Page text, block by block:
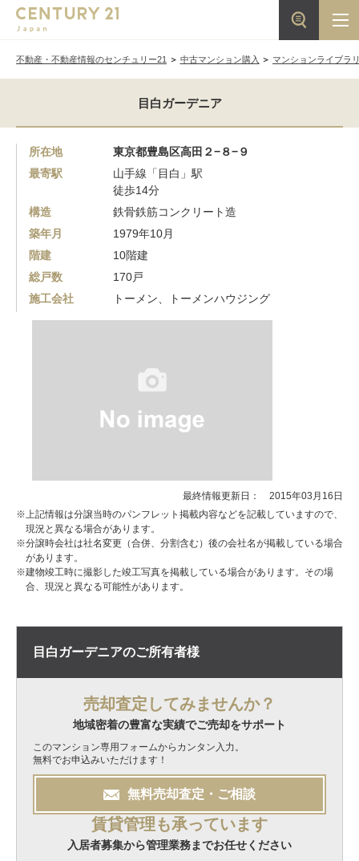
不動産・不動産情報のセンチュリー21 中古マンション購入 マンションライブラ
目白ガーデニア
所在地
東京都豊島区高田２−８−９
最寄駅
山手線「目白」駅
徒歩14分
構造
鉄骨鉄筋コンクリート造
築年月
1979年10月
階建
10階建
総戸数
170戸
施工会社
トーメン、トーメンハウジング
最終情報更新日： 2015年03月16日
※上記情報は分譲当時のパンフレット掲載内容などを記載していますので、
現況と異なる場合があります。
※分譲時会社は社名変更（合併、分割含む）後の会社名が掲載している場合
があります。
※建物竣工時に撮影した竣工写真を掲載している場合があります。その場
合、現況と異なる可能性があります。
目白ガーデニアのご所有者様
売却査定してみませんか？
地域密着の豊富な実績でご売却をサポート
このマンション専用フォームからカンタン入力。
無料でお申込みいただけます！
無料売却査定・ご相談
賃貸管理も承っています
入居者募集から管理業務までお任せください